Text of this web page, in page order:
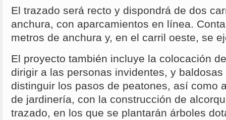
El trazado será recto y dispondrá de dos
anchura, con aparcamientos en línea.
metros de anchura y, en el carril oeste, se
El proyecto también incluye la colocación
dirigir a las personas invidentes, y
distinguir los pasos de peatones, así como
de jardinería, con la construcción de
trazado, en los que se plantarán árboles